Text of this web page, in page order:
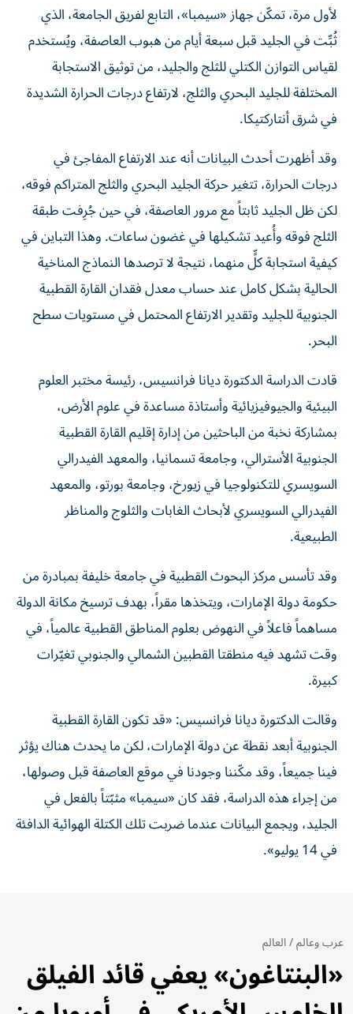
لأول مرة، تمكّن جهاز «سيمبا»، التابع لفريق الجامعة، الذي
ثُبِّت في الجليد قبل سبعة أيام من هبوب العاصفة، ويُستخدم
لقياس التوازن الكتلي للثلج والجليد، من توثيق الاستجابة
المختلفة للجليد البحري والثلج، لارتفاع درجات الحرارة الشديدة
في شرق أنتاركتيكا.
وقد أظهرت أحدث البيانات أنه عند الارتفاع المفاجئ في
درجات الحرارة، تتغير حركة الجليد البحري والثلج المتراكم فوقه،
لكن ظل الجليد ثابتاً مع مرور العاصفة، في حين جُرِفت طبقة
الثلج فوقه وأُعيد تشكيلها في غضون ساعات. وهذا التباين في
كيفية استجابة كلٍّ منهما، نتيجة لا ترصدها النماذج المناخية
الحالية بشكل كامل عند حساب معدل فقدان القارة القطبية
الجنوبية للجليد وتقدير الارتفاع المحتمل في مستويات سطح
البحر.
قادت الدراسة الدكتورة ديانا فرانسيس، رئيسة مختبر العلوم
البيئية والجيوفيزيائية وأستاذة مساعدة في علوم الأرض،
بمشاركة نخبة من الباحثين من إدارة إقليم القارة القطبية
الجنوبية الأسترالي، وجامعة تسمانيا، والمعهد الفيدرالي
السويسري للتكنولوجيا في زيورخ، وجامعة بورتو، والمعهد
الفيدرالي السويسري لأبحاث الغابات والثلوج والمناظر
الطبيعية.
وقد تأسس مركز البحوث القطبية في جامعة خليفة بمبادرة من
حكومة دولة الإمارات، ويتخذها مقراً، بهدف ترسيخ مكانة الدولة
مساهماً فاعلاً في النهوض بعلوم المناطق القطبية عالمياً، في
وقت تشهد فيه منطقتا القطبين الشمالي والجنوبي تغيّرات
كبيرة.
وقالت الدكتورة ديانا فرانسيس: «قد تكون القارة القطبية
الجنوبية أبعد نقطة عن دولة الإمارات، لكن ما يحدث هناك يؤثر
فينا جميعاً، وقد مكّننا وجودنا في موقع العاصفة قبل وصولها،
من إجراء هذه الدراسة، فقد كان «سيمبا» مثبّتاً بالفعل في
الجليد، ويجمع البيانات عندما ضربت تلك الكتلة الهوائية الدافئة
في 14 يوليو».
عرب وعالم/العالم
«البنتاغون» يعفي قائد الفيلق